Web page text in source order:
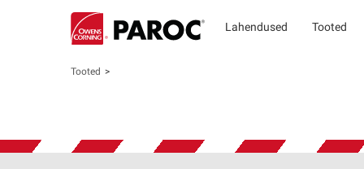
Lahendused Tooted
Tooted